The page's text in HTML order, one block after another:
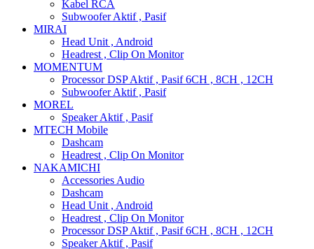
Kabel RCA
Subwoofer Aktif , Pasif
MIRAI
Head Unit , Android
Headrest , Clip On Monitor
MOMENTUM
Processor DSP Aktif , Pasif 6CH , 8CH , 12CH
Subwoofer Aktif , Pasif
MOREL
Speaker Aktif , Pasif
MTECH Mobile
Dashcam
Headrest , Clip On Monitor
NAKAMICHI
Accessories Audio
Dashcam
Head Unit , Android
Headrest , Clip On Monitor
Processor DSP Aktif , Pasif 6CH , 8CH , 12CH
Speaker Aktif , Pasif